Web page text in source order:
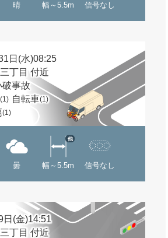
晴 幅～5.5m 信号なし
日(水)08:25
丁目 付近
事故
(1) 自転車(1)
(1)
曇 幅～5.5m
他
信号なし
日(金)14:51
丁目 付近